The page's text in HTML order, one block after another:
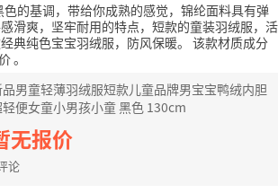
的基调，带给你成熟的感觉，锦纶面料具有弹
滑爽，坚牢耐用的特点，短款的童装羽绒服，活
典纯色宝宝羽绒服，防风保暖。 该款材质成分
。
男童轻薄羽绒服短款儿童品牌男宝宝鸭绒内胆
便女童小男孩小童 黑色 130cm
无报价
论